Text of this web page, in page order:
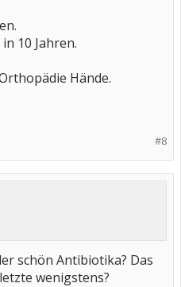
10 Jahren.
Hände.
#8
schön Antibiotika? Das
wenigstens?